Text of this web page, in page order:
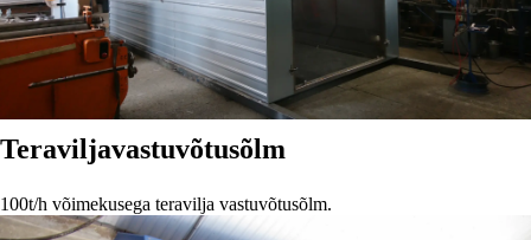
Teraviljavastuvõtusõlm
100t/h võimekusega teravilja vastuvõtusõlm.